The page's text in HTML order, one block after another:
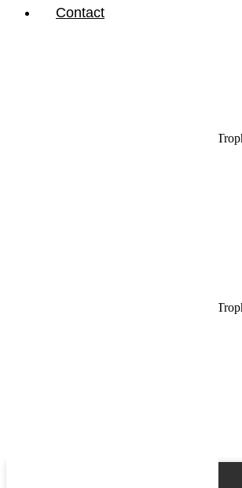
Rassemblement, le 13ème Burgundy Jeep
Rassemblement, le 13ème Burgundy Jeep
Contact